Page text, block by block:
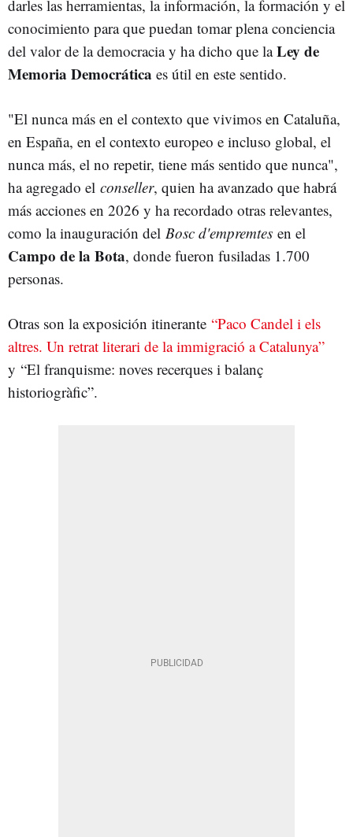
darles las herramientas, la información, la formación y el
conocimiento para que puedan tomar plena conciencia
del valor de la democracia y ha dicho que laLey de
Memoria Democrática es útil en este sentido.
"El nunca más en el contexto que vivimos en Cataluña,
en España, en el contexto europeo e incluso global, el
nunca más, el no repetir, tiene más sentido que nunca",
ha agregado el conseller, quien ha avanzado que habrá
más acciones en 2026 y ha recordado otras relevantes,
como la inauguración del Bosc d'empremtes en el
Campo de la Bota, donde fueron fusiladas 1.700
personas.
Otras son la exposición itinerante “Paco Candel i els
altres. Un retrat literari de la immigració a Catalunya”
y “El franquisme: noves recerques i balanç
historiogràfic”.